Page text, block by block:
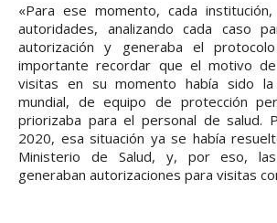
«Para ese momento, cada
autoridades, analizando cada caso
autorización y generaba el
importante recordar que el motivo
visitas en su momento había sido
mundial, de equipo de protección
priorizaba para el personal de salud.
2020, esa situación ya se había
Ministerio de Salud, y, por eso,
generaban autorizaciones para visitas